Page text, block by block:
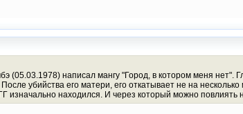
(05.03.1978) написал мангу "Город, в котором меня нет".
убийства его матери, его откатывает не на
изначально находился. И через который можно